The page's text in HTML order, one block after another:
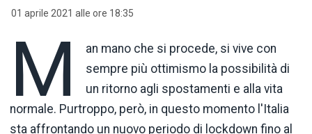
01 aprile 2021 alle ore 18:35
M
an mano che si procede, si vive con
sempre più ottimismo la possibilità di
un ritorno agli spostamenti e alla vita
normale. Purtroppo, però, in questo momento l'Italia
sta affrontando un nuovo periodo di lockdown fino al